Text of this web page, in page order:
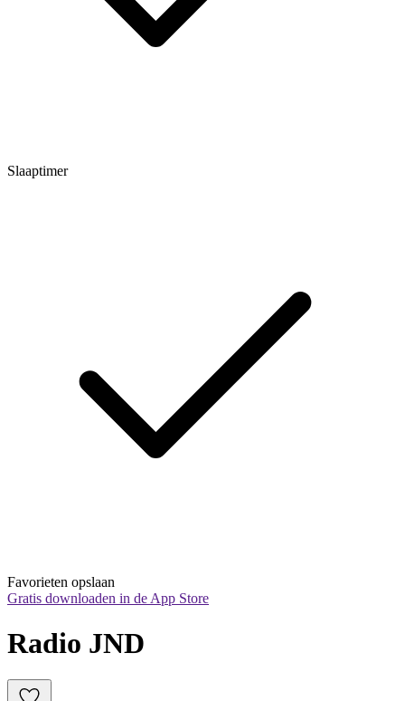
Slaaptimer
Favorieten opslaan
Gratis downloaden in de App Store
Radio JND